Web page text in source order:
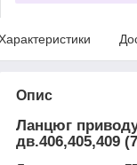
Опис
Ланцюг
дв.406,405,409